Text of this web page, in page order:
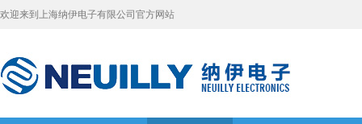
欢迎来到上海纳伊电子有限公司官方网站